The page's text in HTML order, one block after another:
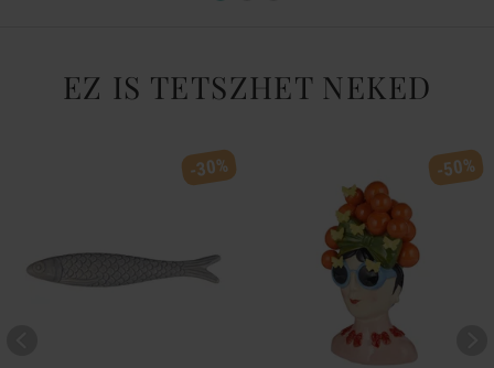
EZ IS TETSZHET NEKED
-30% -50%